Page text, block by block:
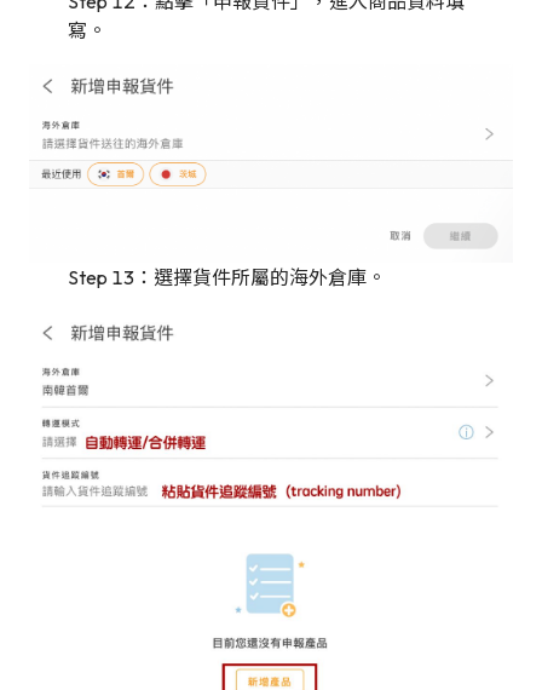
寫。
Step 13：選擇貨件所屬的海外倉庫。